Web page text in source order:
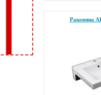
Раковина